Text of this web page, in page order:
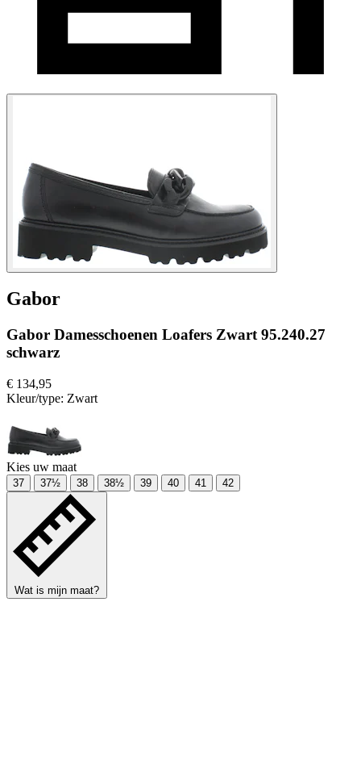
Gabor
Gabor Damesschoenen Loafers Zwart 95.240.27
schwarz
€ 134,95
Kleur/type: Zwart
Kies uw maat
37 37½ 38 38½ 39 40 41 42
Wat is mijn maat?